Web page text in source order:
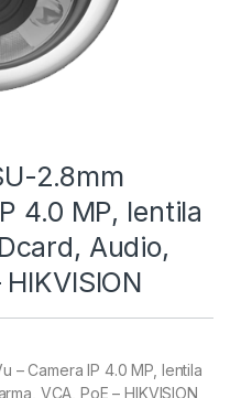
2.8mm
4.0 MP, lentila
Audio,
– Camera IP 4.0 MP, lentila
VCA, PoE – HIKVISION